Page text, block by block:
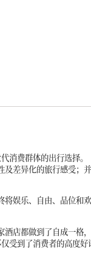
消费群体的出行选择
及差异化的旅行感受
娱乐、自由、品位和
店都做到了自成一格
受到了消费者的高度